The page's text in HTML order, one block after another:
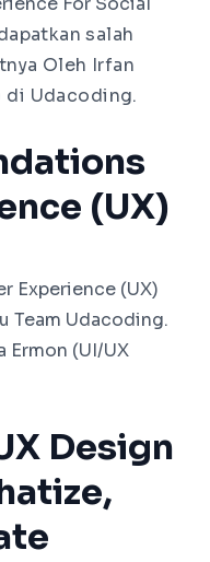
salah
Oleh Irfan
di Udacoding.
(UX)
Experience (UX)
Team Udacoding.
Ermon (UI/UX
Design